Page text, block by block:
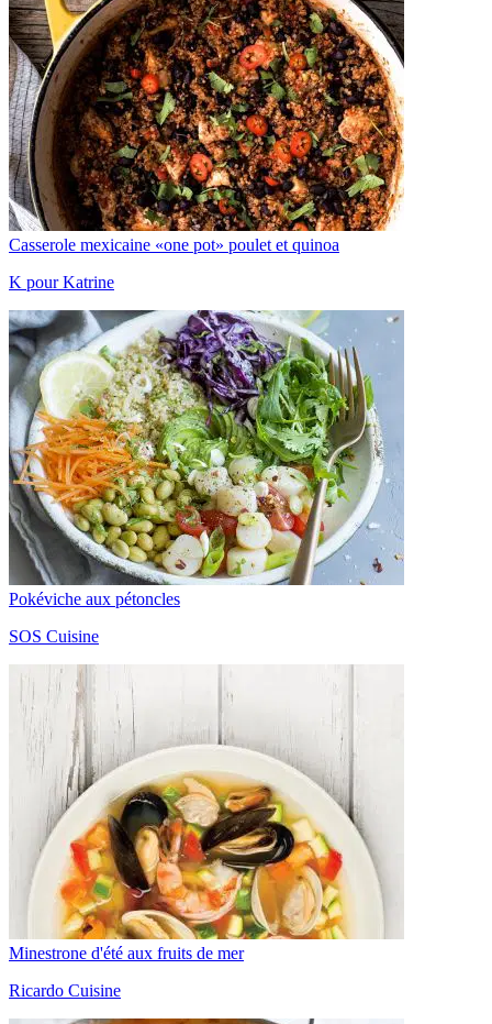
Casserole mexicaine «one pot» poulet et quinoa
K pour Katrine
Pokéviche aux pétoncles
SOS Cuisine
Minestrone d'été aux fruits de mer
Ricardo Cuisine